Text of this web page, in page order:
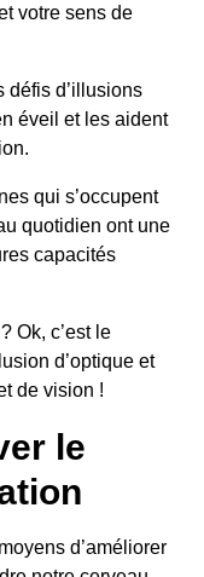
votre sens de
défis d’illusions
éveil et les aident
qui s’occupent
quotidien ont une
capacités
Ok, c’est le
d’optique et
de vision !
le
d’améliorer